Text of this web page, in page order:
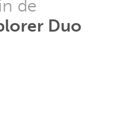
de
Duo